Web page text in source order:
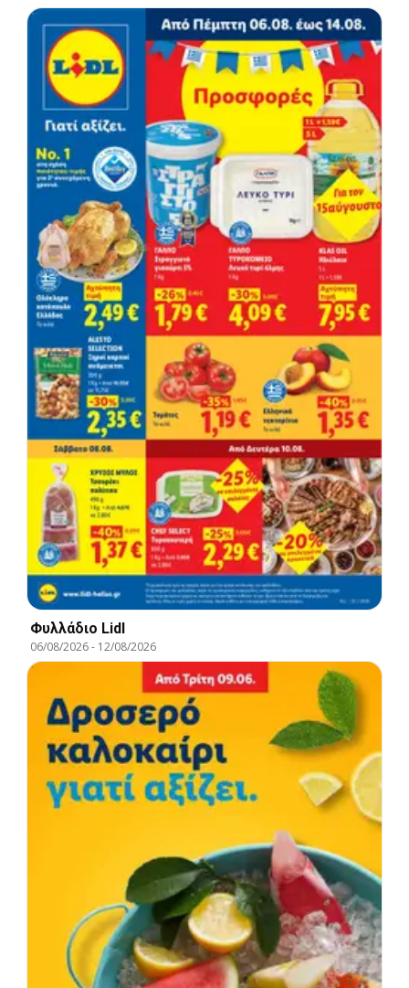
Φυλλάδιο Lidl
06/08/2026- 12/08/2026